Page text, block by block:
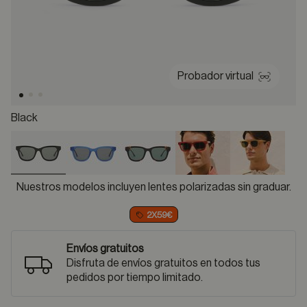
Probador virtual
Black
selected
Nuestros modelos incluyen lentes polarizadas sin graduar.
2X59€
Envíos gratuitos
Disfruta de envíos gratuitos en todos tus
pedidos por tiempo limitado.